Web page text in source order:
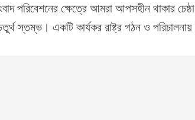
পরিবেশনের ক্ষেত্রে আমরা আপসহীন থাকার চেষ্ঠা
স্তম্ভ। একটি কার্যকর রাষ্ট্র গঠন ও পরিচালনায়